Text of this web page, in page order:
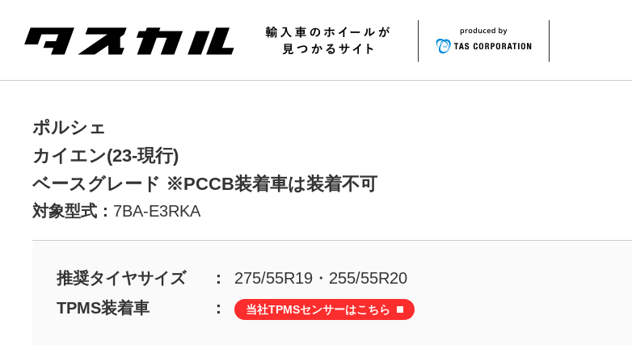
ポルシェ
カイエン(23-現行)
ベースグレード ※PCCB装着車は装着不可
対象型式： 7BA-E3RKA
推奨タイヤサイズ
275/55R19・255/55R20
TPMS装着車
当社TPMSセンサーはこちら